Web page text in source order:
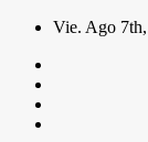
Saltar
contenido
Vie. Ago